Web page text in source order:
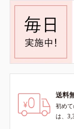
送料
初め
は、